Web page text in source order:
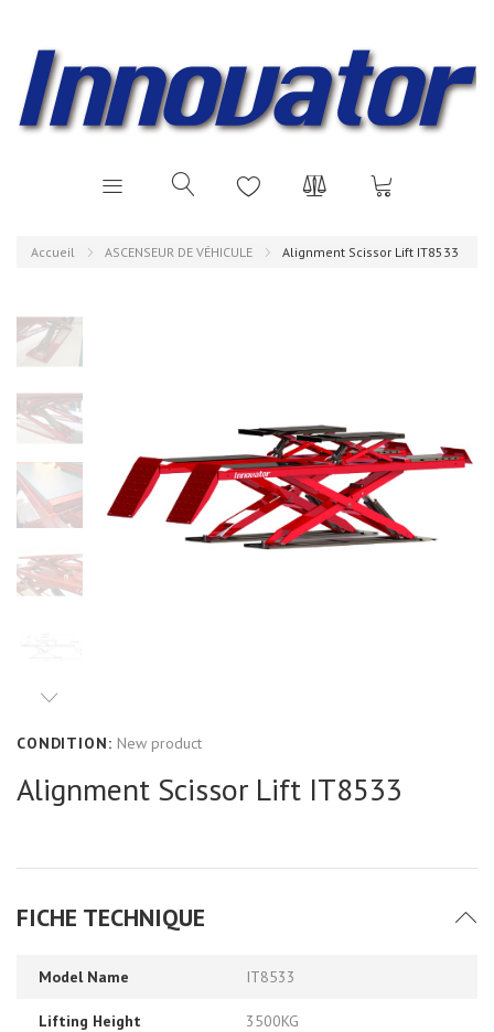
Accueil ASCENSEUR DE VÉHICULE Alignment Scissor Lift IT8533
CONDITION: New product
Alignment Scissor Lift IT8533
FICHE TECHNIQUE
Model Name IT8533
Lifting Height 3500KG